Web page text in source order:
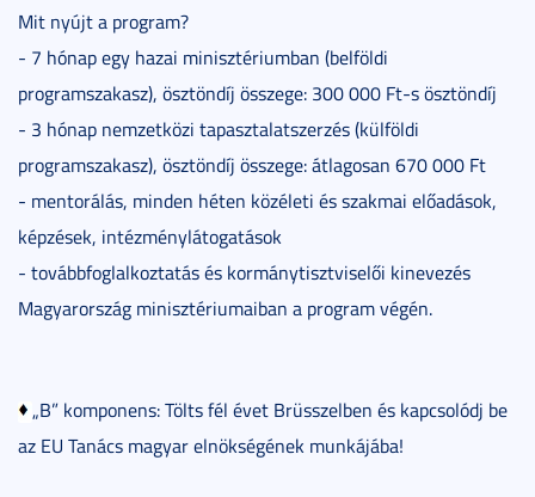
Mit nyújt a program?
- 7 hónap egy hazai minisztériumban (belföldi
programszakasz), ösztöndíj összege: 300 000 Ft-s ösztöndíj
- 3 hónap nemzetközi tapasztalatszerzés (külföldi
programszakasz), ösztöndíj összege: átlagosan 670 000 Ft
- mentorálás, minden héten közéleti és szakmai előadások,
képzések, intézménylátogatások
- továbbfoglalkoztatás és kormánytisztviselői kinevezés
Magyarország minisztériumaiban a program végén.
„B” komponens: Tölts fél évet Brüsszelben és kapcsolódj be
az EU Tanács magyar elnökségének munkájába!